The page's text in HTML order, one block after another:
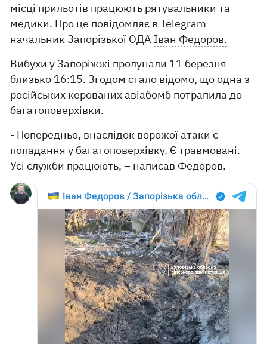
місці прильотів працюють рятувальники та
медики. Про це повідомляє в Telegram
начальник Запорізької ОДА Іван Федоров.
Вибухи у Запоріжжі пролунали 11 березня
близько 16:15. Згодом стало відомо, що одна з
російських керованих авіабомб потрапила до
багатоповерхівки.
- Попередньо, внаслідок ворожої атаки є
попадання у багатоповерхівку. Є травмовані.
Усі служби працюють, – написав Федоров.